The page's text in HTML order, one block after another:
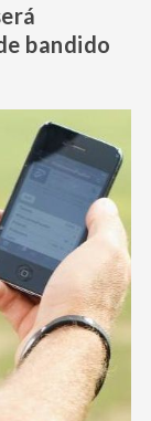
bandido